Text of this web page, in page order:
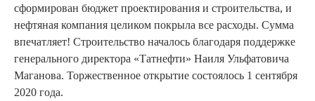
сформирован бюджет проектирования и строительства, и
нефтяная компания целиком покрыла все расходы. Сумма
впечатляет! Строительство началось благодаря поддержке
генерального директора «Татнефти» Наиля Ульфатовича
Маганова. Торжественное открытие состоялось 1 сентября
2020 года.